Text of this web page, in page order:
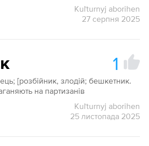
Kuľturnyj aborihen
27 серпня 2025
1
[розбійник, злодій; бешкетник.
на партизанів
Kuľturnyj aborihen
25 листопада 2025